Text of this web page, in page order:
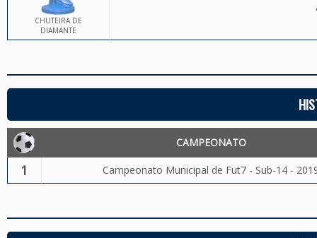
CHUTEIRA DE
DIAMANTE
CAMPEONATO
1 Campeonato Municipal de Fut7 - Sub-14 -